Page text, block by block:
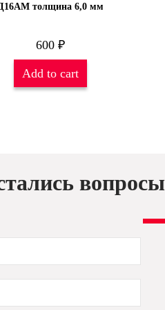
толщина 6,0 мм
600 ₽
Add to cart